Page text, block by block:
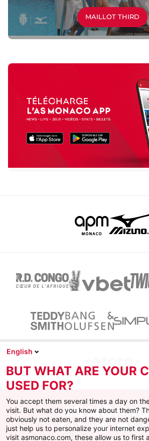
MAILLOT THIRD
Facebook
X Instagram
English
BUT WHAT ARE YOUR
USED FOR?
You accept them several times a day on
visit. But what do you know about them?
obviously not eaten, and they are not
just help us to personalize your internet
visit asmonaco.com, these allow us to first